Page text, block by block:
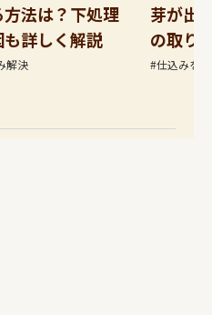
は？下処理
しく解説
芽が出た
の取り除
#仕込みを楽し